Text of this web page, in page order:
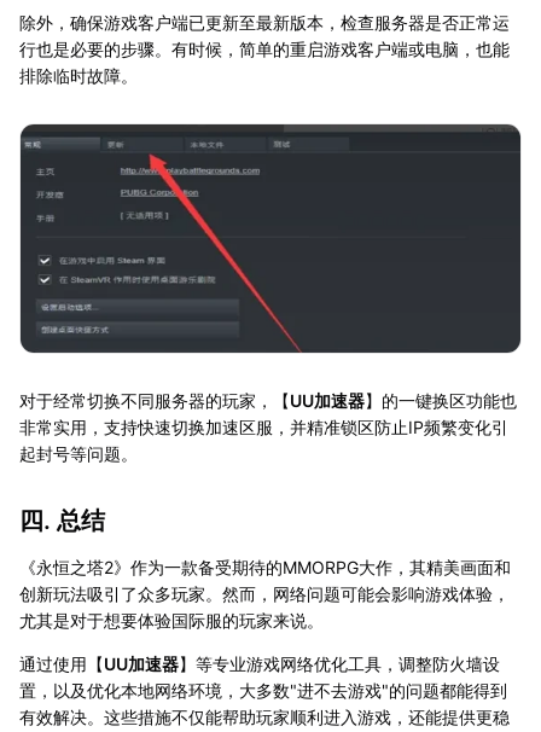
除外，确保游戏客户端已更新至最新版本，检查服务器是否正常运
行也是必要的步骤。有时候，简单的重启游戏客户端或电脑，也能
排除临时故障。
对于经常切换不同服务器的玩家，【UU加速器】的一键换区功能也
非常实用，支持快速切换加速区服，并精准锁区防止IP频繁变化引
起封号等问题。
四. 总结
《永恒之塔2》作为一款备受期待的MMORPG大作，其精美画面和
创新玩法吸引了众多玩家。然而，网络问题可能会影响游戏体验，
尤其是对于想要体验国际服的玩家来说。
通过使用【UU加速器】等专业游戏网络优化工具，调整防火墙设
置，以及优化本地网络环境，大多数"进不去游戏"的问题都能得到
有效解决。这些措施不仅能帮助玩家顺利进入游戏，还能提供更稳